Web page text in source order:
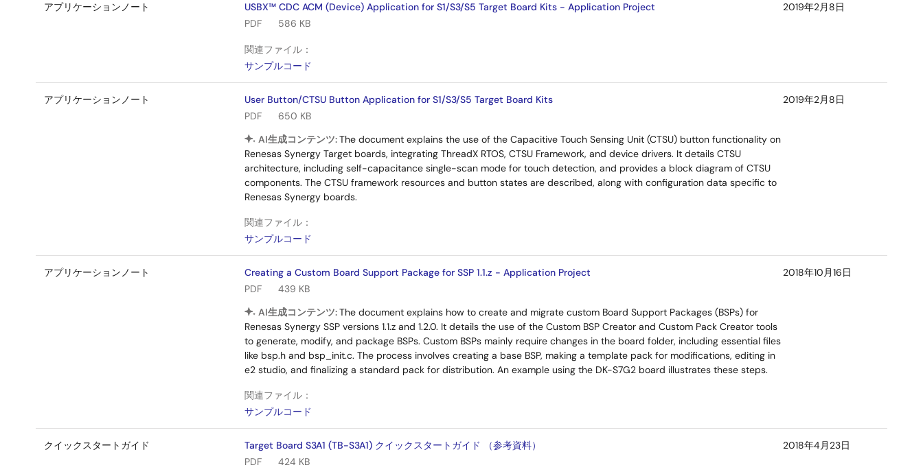
アプリケーションノート
USBX™ CDC ACM (Device) Application for S1/S3/S5 Target Board Kits - Application Project
PDF
586 KB
関連ファイル：
サンプルコード
2019年2月8日
アプリケーションノート
User Button/CTSU Button Application for S1/S3/S5 Target Board Kits
PDF
650 KB
AI生成コンテンツ:The document explains the use of the Capacitive Touch Sensing Unit (CTSU) button functionality on
Renesas Synergy Target boards, integrating ThreadX RTOS, CTSU Framework, and device drivers. It details CTSU
architecture, including self-capacitance single-scan mode for touch detection, and provides a block diagram of CTSU
components. The CTSU framework resources and button states are described, along with configuration data specific to
Renesas Synergy boards.
関連ファイル：
サンプルコード
2019年2月8日
アプリケーションノート
Creating a Custom Board Support Package for SSP 1.1.z - Application Project
PDF
439 KB
AI生成コンテンツ:The document explains how to create and migrate custom Board Support Packages (BSPs) for
Renesas Synergy SSP versions 1.1.z and 1.2.0. It details the use of the Custom BSP Creator and Custom Pack Creator tools
to generate, modify, and package BSPs. Custom BSPs mainly require changes in the board folder, including essential files
like bsp.h and bsp_init.c. The process involves creating a base BSP, making a template pack for modifications, editing in
e2 studio, and finalizing a standard pack for distribution. An example using the DK-S7G2 board illustrates these steps.
関連ファイル：
サンプルコード
2018年10月16日
クイックスタートガイド
Target Board S3A1 (TB-S3A1) クイックスタートガイド （参考資料）
PDF
424 KB
2018年4月23日